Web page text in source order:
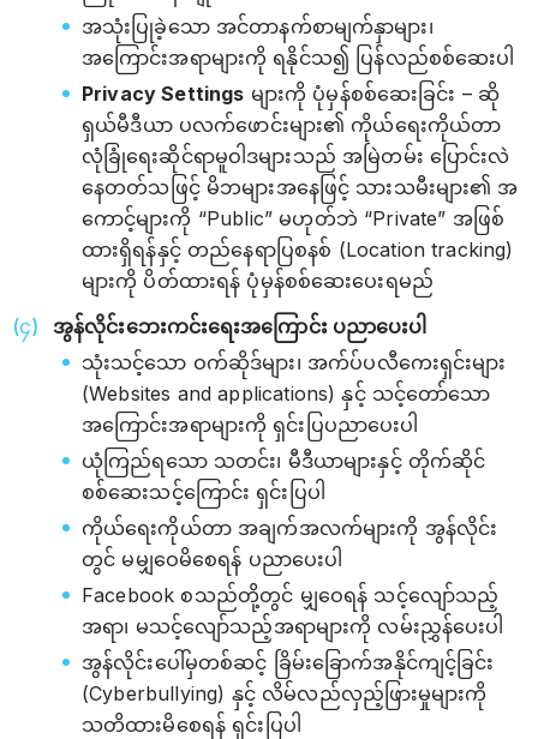
အသုံးပြုခဲ့သော အင်တာနက်စာမျက်နှာများ၊
အကြောင်းအရာများကို ရနိုင်သ၍ ပြန်လည်စစ်ဆေးပါ
Privacy Settings များကို ပုံမှန်စစ်ဆေးခြင်း – ဆို
ရှယ်မီဒီယာ ပလက်ဖောင်းများ၏ ကိုယ်ရေးကိုယ်တာ
လုံခြုံရေးဆိုင်ရာမူဝါဒများသည် အမြဲတမ်း ပြောင်းလဲ
နေတတ်သဖြင့် မိဘများအနေဖြင့် သားသမီးများ၏ အ
ကောင့်များကို “Public” မဟုတ်ဘဲ “Private” အဖြစ်
ထားရှိရန်နှင့် တည်နေရာပြစနစ် (Location tracking)
များကို ပိတ်ထားရန် ပုံမှန်စစ်ဆေးပေးရမည်
အွန်လိုင်းဘေးကင်းရေးအကြောင်း ပညာပေးပါ
သုံးသင့်သော ဝက်ဆိုဒ်များ၊ အက်ပ်ပလီကေးရှင်းများ
(Websites and applications) နှင့် သင့်တော်သော
အကြောင်းအရာများကို ရှင်းပြပညာပေးပါ
ယုံကြည်ရသော သတင်း၊ မီဒီယာများနှင့် တိုက်ဆိုင်
စစ်ဆေးသင့်ကြောင်း ရှင်းပြပါ
ကိုယ်ရေးကိုယ်တာ အချက်အလက်များကို အွန်လိုင်း
တွင် မမျှဝေမိစေရန် ပညာပေးပါ
Facebook စသည်တို့တွင် မျှဝေရန် သင့်လျော်သည့်
အရာ၊ မသင့်လျော်သည့်အရာများကို လမ်းညွှန်ပေးပါ
အွန်လိုင်းပေါ်မှတစ်ဆင့် ခြိမ်းခြောက်အနိုင်ကျင့်ခြင်း
(Cyberbullying) နှင့် လိမ်လည်လှည့်ဖြားမှုများကို
သတိထားမိစေရန် ရှင်းပြပါ